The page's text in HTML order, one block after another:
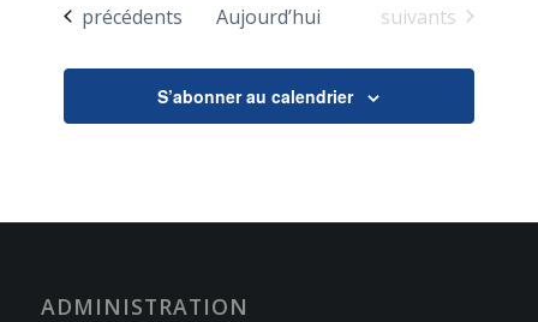
Évènements
précédents Aujourd’hui Évènements
suivants
S’abonner au calendrier
ADMINISTRATION